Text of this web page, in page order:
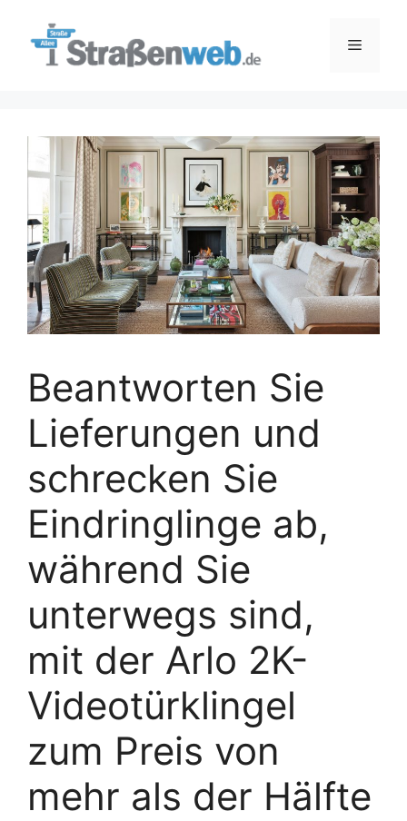
Menü
Beantworten Sie
Lieferungen und
schrecken Sie
Eindringlinge ab,
während Sie
unterwegs sind,
mit der Arlo 2K-
Videotürklingel
zum Preis von
mehr als der Hälfte